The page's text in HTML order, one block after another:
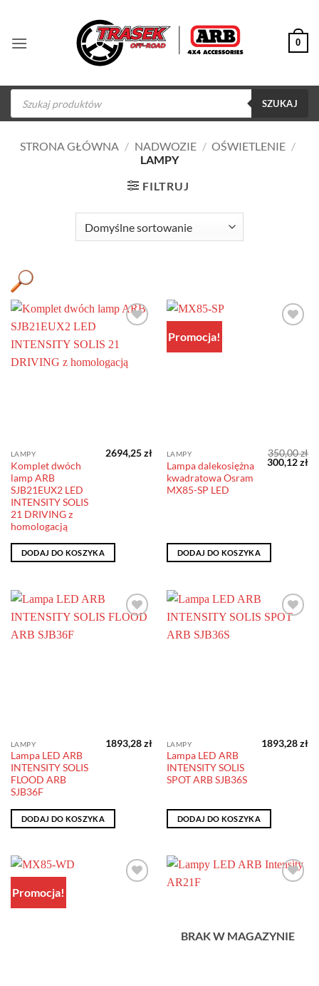
zawartości
0
Wyszukiwarka
produktów
SZUKAJ
STRONA GŁÓWNA / NADWOZIE / OŚWIETLENIE /
LAMPY
FILTRUJ
Producent
Rodzaj światła
Rodzaj światła
Znaczniki produktu
obserwowanych
LAMPY
Komplet dwóch
lamp ARB
SJB21EUX2 LED
INTENSITY SOLIS
21 DRIVING z
homologacją
2694,25zł
DODAJ DO KOSZYKA
Promocja!
LAMPY
Lampa dalekosiężna
kwadratowa Osram
MX85-SP LED
350,00zł
Pierwotna
cena
300,12zł
DODAJ DO KOSZYKA
LAMPY
Lampa LED ARB
INTENSITY SOLIS
FLOOD ARB
SJB36F
1893,28zł
DODAJ DO KOSZYKA
LAMPY
Lampa LED ARB
INTENSITY SOLIS
SPOT ARB SJB36S
1893,28zł
DODAJ DO KOSZYKA
Promocja!
BRAK W MAGAZYNIE